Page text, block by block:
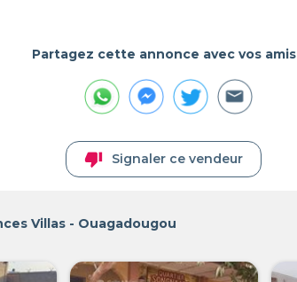
Partagez cette annonce avec vos amis
thumb_down Signaler ce vendeur
Villas - Ouagadougou